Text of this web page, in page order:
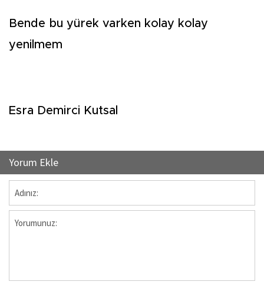
Bende bu yürek varken kolay kolay
yenilmem
Esra Demirci Kutsal
Yorum Ekle